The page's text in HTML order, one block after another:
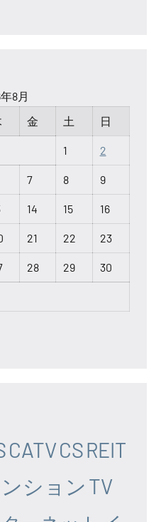
8月
金 土 日
1 2
7 8 9
14 15 16
21 22 23
28 29 30
CATVCSREIT
ション TV